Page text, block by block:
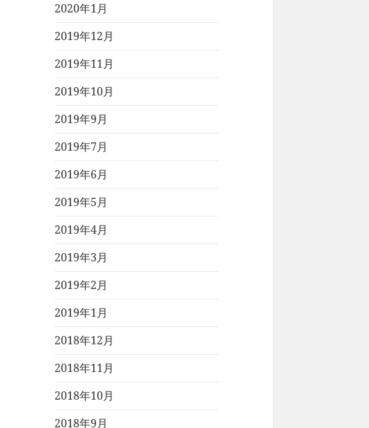
2020年1月
2019年12月
2019年11月
2019年10月
2019年9月
2019年7月
2019年6月
2019年5月
2019年4月
2019年3月
2019年2月
2019年1月
2018年12月
2018年11月
2018年10月
2018年9月